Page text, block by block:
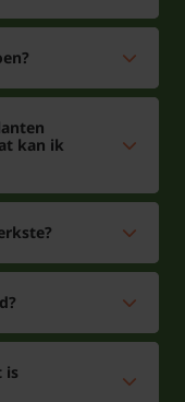
kan ik
is